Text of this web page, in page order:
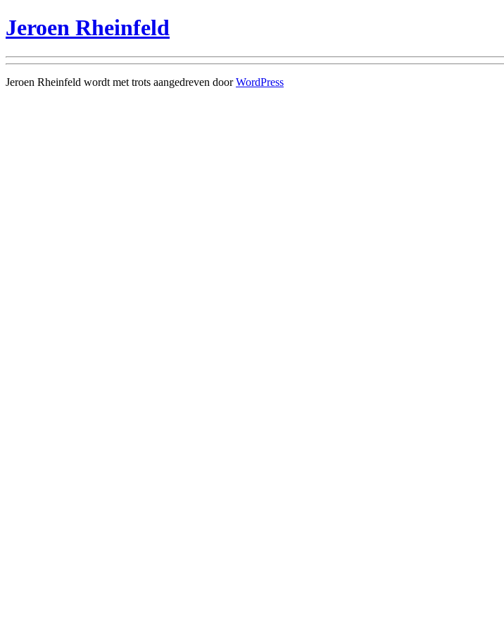
Jeroen Rheinfeld
Jeroen Rheinfeld wordt met trots aangedreven doorWordPress